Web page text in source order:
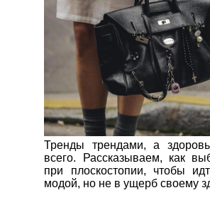
Тренды трендами, а
всего. Рассказываем, как
при плоскостопии, чтобы
модой, но не в ущерб своему